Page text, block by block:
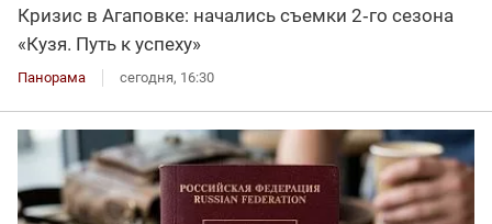
Кризис в Агаповке: начались съемки 2‑го сезона
«Кузя. Путь к успеху»
Панорама сегодня, 16:30